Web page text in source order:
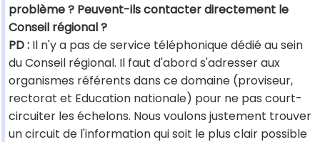
problème ? Peuvent-ils contacter directement le
Conseil régional ?
PD : Il n'y a pas de service téléphonique dédié au sein
du Conseil régional. Il faut d'abord s'adresser aux
organismes référents dans ce domaine (proviseur,
rectorat et Education nationale) pour ne pas court-
circuiter les échelons. Nous voulons justement trouver
un circuit de l'information qui soit le plus clair possible